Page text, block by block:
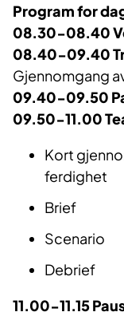
Program for
08.30-08.40
08.40-09.40
Gjennomgang
09.40-09.50
09.50-11.00
Kort
ferdighet
Brief
Scenario
Debrief
11.00-11.15